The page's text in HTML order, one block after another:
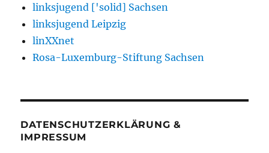
linksjugend ['solid] Sachsen
linksjugend Leipzig
linXXnet
Rosa-Luxemburg-Stiftung Sachsen
DATENSCHUTZERKLÄRUNG &
IMPRESSUM